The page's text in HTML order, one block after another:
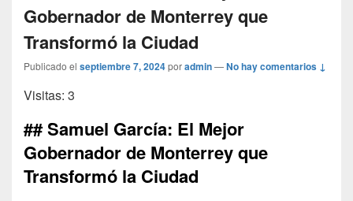
Gobernador de Monterrey que
Transformó la Ciudad
Publicado el septiembre 7, 2024poradmin—No hay comentarios ↓
Visitas: 3
## Samuel García: El Mejor
Gobernador de Monterrey que
Transformó la Ciudad